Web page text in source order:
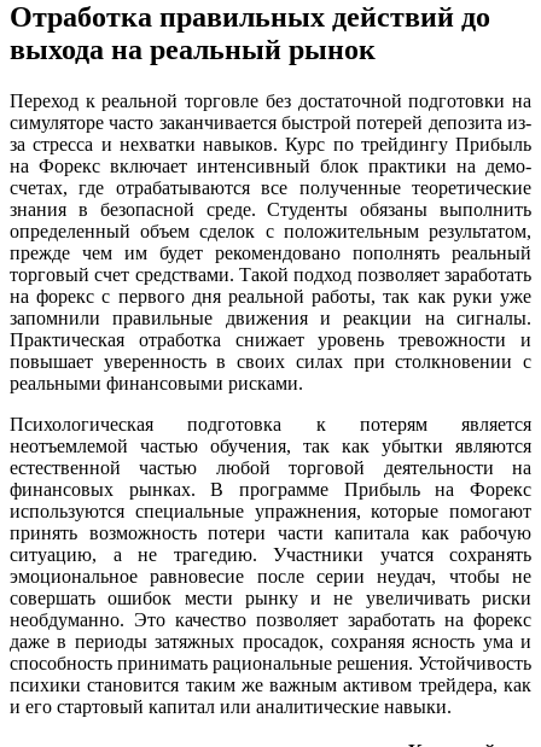
Отработка правильных действий до
выхода на реальный рынок
Переход к реальной торговле без достаточной подготовки на
симуляторе часто заканчивается быстрой потерей депозита из-
за стресса и нехватки навыков. Курс по трейдингу Прибыль
на Форекс включает интенсивный блок практики на демо-
счетах, где отрабатываются все полученные теоретические
знания в безопасной среде. Студенты обязаны выполнить
определенный объем сделок с положительным результатом,
прежде чем им будет рекомендовано пополнять реальный
торговый счет средствами. Такой подход позволяет заработать
на форекс с первого дня реальной работы, так как руки уже
запомнили правильные движения и реакции на сигналы.
Практическая отработка снижает уровень тревожности и
повышает уверенность в своих силах при столкновении с
реальными финансовыми рисками.
Психологическая подготовка к потерям является
неотъемлемой частью обучения, так как убытки являются
естественной частью любой торговой деятельности на
финансовых рынках. В программе Прибыль на Форекс
используются специальные упражнения, которые помогают
принять возможность потери части капитала как рабочую
ситуацию, а не трагедию. Участники учатся сохранять
эмоциональное равновесие после серии неудач, чтобы не
совершать ошибок мести рынку и не увеличивать риски
необдуманно. Это качество позволяет заработать на форекс
даже в периоды затяжных просадок, сохраняя ясность ума и
способность принимать рациональные решения. Устойчивость
психики становится таким же важным активом трейдера, как
и его стартовый капитал или аналитические навыки.